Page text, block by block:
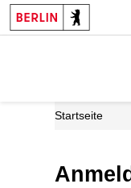
Startseite